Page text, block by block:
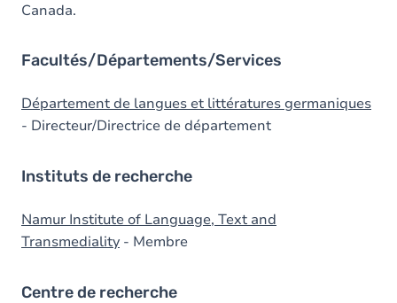
Canada.
Facultés/Départements/Services
Département de langues et littératures germaniques
- Directeur/Directrice de département
Instituts de recherche
Namur Institute of Language, Text and
Transmediality - Membre
Centre de recherche